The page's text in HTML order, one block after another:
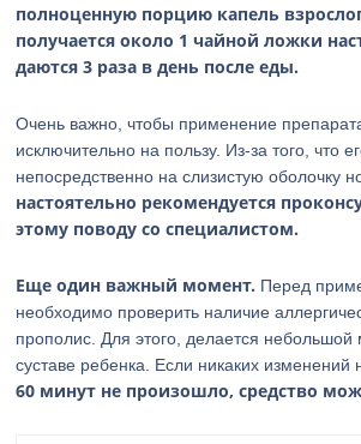
полноценную порцию капель
получается около 1 чайной ложки
даются 3 раза в день после еды.
Очень важно, чтобы применение
исключительно на пользу. Из-за того, что
непосредственно на слизистую оболочку
настоятельно рекомендуется
этому поводу со специалистом.
Еще один важный момент. Перед
необходимо проверить наличие
прополис. Для этого, делается небольшой
суставе ребенка. Если никаких
60 минут не произошло, средство